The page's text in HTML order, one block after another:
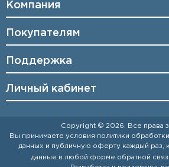
Компания
Покупателям
Поддержка
Личный кабинет
Copyright © 2026. Все права
Вы принимаете условия политики
данных и публичную оферту каждый раз,
данные в любой форме обратной